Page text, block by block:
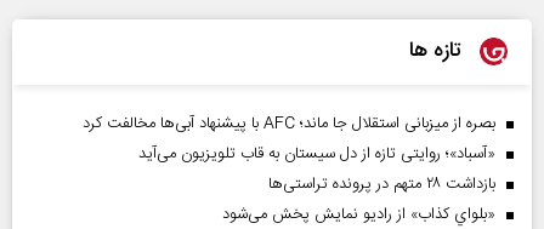
تازه ها
بصره از میزبانی استقلال جا ماند؛ AFC با پیشنهاد آبی‌ها مخالفت کرد
«آسباد»؛ روایتی تازه از دل سیستان به قاب تلویزیون می‌آید
بازداشت ۲۸ متهم در پرونده تراستی‌ها
«بلواي کذاب» از رادیو نمایش پخش می‌شود